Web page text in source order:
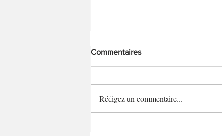
Tarte fine à la courgette
Commentaires
Rédigez un commentaire...